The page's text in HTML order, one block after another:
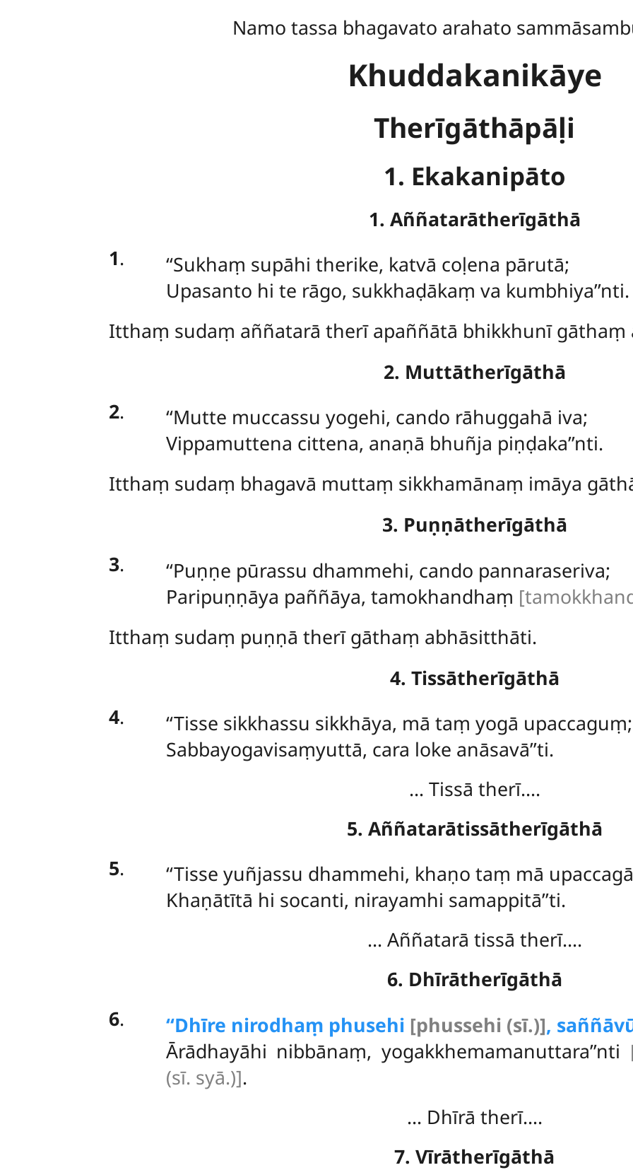
Namo tassa bhagavato arahato
Khuddakanikāye
Therīgāthāpāḷi
1. Ekakanipāto
1. Aññatarātherīgāthā
1. ‘‘Sukhaṃ supāhi therike, katvā coḷena pārutā;
Upasanto hi te rāgo, sukkhaḍākaṃ va kumbhiya’’nti.
Itthaṃ sudaṃ aññatarā therī apaññātā bhikkhunī
2. Muttātherīgāthā
2. ‘‘Mutte muccassu yogehi, cando rāhuggahā iva;
Vippamuttena cittena, anaṇā bhuñja piṇḍaka’’nti.
Itthaṃ sudaṃ bhagavā muttaṃ sikkhamānaṃ imāya
3. Puṇṇātherīgāthā
3.
‘‘Puṇṇe pūrassu dhammehi, cando pannaraseriva;
Paripuṇṇāya paññāya, tamokhandhaṃ
Itthaṃ sudaṃ puṇṇā therī gāthaṃ abhāsitthāti.
4. Tissātherīgāthā
4.
‘‘Tisse sikkhassu sikkhāya, mā taṃ yogā upaccaguṃ;
Sabbayogavisaṃyuttā, cara loke anāsavā’’ti.
… Tissā therī….
5. Aññatarātissātherīgāthā
5. ‘‘Tisse yuñjassu dhammehi, khaṇo taṃ mā
Khaṇātītā hi socanti, nirayamhi samappitā’’ti.
… Aññatarā tissā therī….
6. Dhīrātherīgāthā
6. ‘‘Dhīre nirodhaṃ phusehi [phussehi (sī.)],
Ārādhayāhi nibbānaṃ, yogakkhemamanuttara’’nti
(sī. syā.)].
… Dhīrā therī….
7. Vīrātherīgāthā